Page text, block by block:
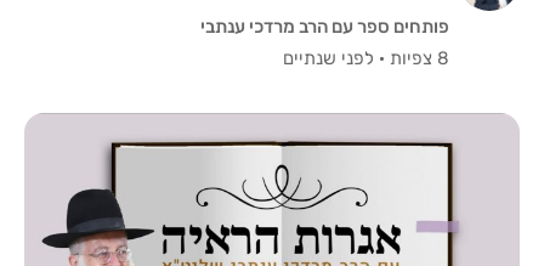
פותחים ספר עם הרב מרדכי ענתבי
8 צפיות
· לפני שנתיים